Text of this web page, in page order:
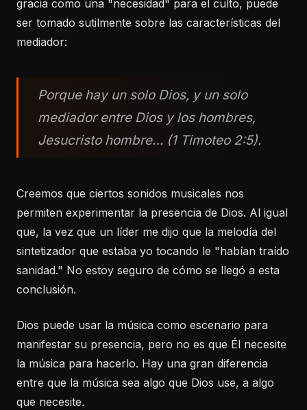
gracia como una "necesidad" para el culto, puede
ser tomado sutilmente sobre las características del
mediador:
Porque hay un solo Dios, y un solo
mediador entre Dios y los hombres,
Jesucristo hombre… (1 Timoteo 2:5).
Creemos que ciertos sonidos musicales nos
permiten experimentar la presencia de Dios. Al igual
que, la vez que un líder me dijo que la melodía del
sintetizador que estaba yo tocando le "habían traído
sanidad." No estoy seguro de cómo se llegó a esta
conclusión.
Dios puede usar la música como escenario para
manifestar su presencia, pero no es que Él necesite
la música para hacerlo. Hay una gran diferencia
entre que la música sea algo que Dios use, a algo
que necesite.